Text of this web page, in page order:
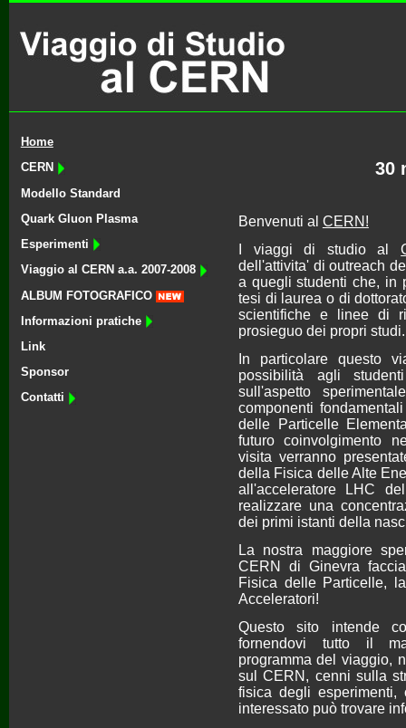
Home
CERN
Modello Standard
Quark Gluon Plasma
Esperimenti
Viaggio al CERN a.a. 2007-2008
ALBUM FOTOGRAFICO
Informazioni pratiche
Link
Sponsor
Contatti
30
Benvenuti al CERN!
I viaggi di studio al
dell'attivita' di outreach
a quegli studenti che, in
tesi di laurea o di
scientifiche e linee di
prosieguo dei propri studi.
In particolare questo
possibilità agli
sull'aspetto
componenti
delle Particelle
futuro coinvolgimento
visita verranno
della Fisica delle Alte
all'acceleratore LHC
realizzare una
dei primi istanti della
La nostra maggiore
CERN di Ginevra
Fisica delle Particelle,
Acceleratori!
Questo sito intende
fornendovi tutto il
programma del viaggio,
sul CERN, cenni sulla
fisica degli
interessato può trovare